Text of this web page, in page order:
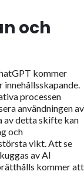
och
kommer
processen
användningen av
av detta skifte kan
och
vikt. Att se
av AI
kommer att